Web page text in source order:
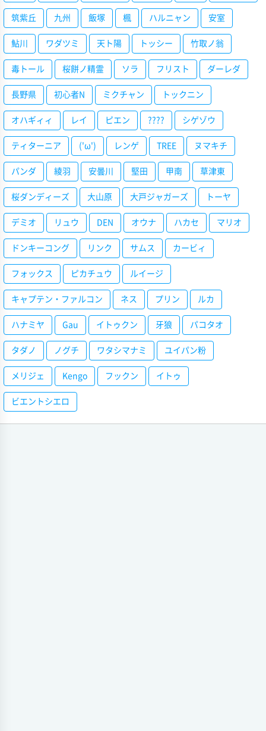
筑紫丘 九州 飯塚 楓 ハルニャン 安室
鮎川 ワダツミ 天ト陽 トッシー 竹取ノ翁
毒トール 桜餅ノ精霊 ソラ フリスト ダーレダ
長野県 初心者N ミクチャン トックニン
オハギィィ レイ ピエン ???? シゲゾウ
ティターニア ('ω') レンゲ TREE ヌマキチ
パンダ 綾羽 安曇川 堅田 甲南 草津東
桜ダンディーズ 大山原 大戸ジャガーズ トーヤ
デミオ リュウ DEN オウナ ハカセ マリオ
ドンキーコング リンク サムス カービィ
フォックス ピカチュウ ルイージ
キャプテン・ファルコン ネス プリン ルカ
ハナミヤ Gau イトゥクン 牙狼 パコタオ
タダノ ノグチ ワタシマナミ ユイパン粉
メリジェ Kengo フックン イトゥ
ビエントシエロ